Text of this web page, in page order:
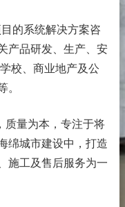
的系统解决方案咨
产品研发、生产、安
校、商业地产及公
。
质量为本，专注于将
绵城市建设中，打造
施工及售后服务为一